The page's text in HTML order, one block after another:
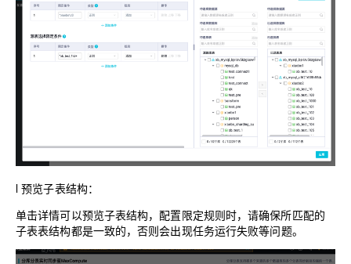
l预览子表结构：
单击详情可以预览子表结构，配置限定规则时，请确保所匹配的
子表表结构都是一致的，否则会出现任务运行失败等问题。